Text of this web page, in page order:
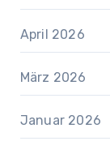
April 2026
März 2026
Januar 2026